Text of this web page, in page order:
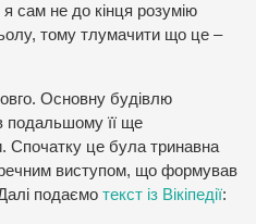
сам не до кінця розумію
тому тлумачити що це –
Основну будівлю
подальшому її ще
Спочатку це була тринавна
виступом, що формував
подаємо текст із Вікіпедії: